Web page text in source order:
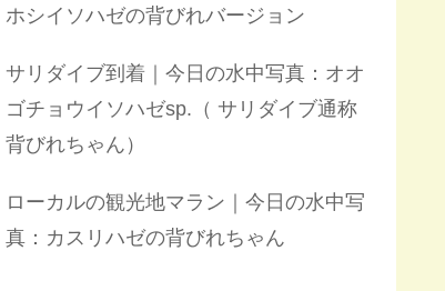
ホシイソハゼの背びれバージョン
サリダイブ到着｜今日の水中写真：オオ
ゴチョウイソハゼsp.（ サリダイブ通称
背びれちゃん）
ローカルの観光地マラン｜今日の水中写
真：カスリハゼの背びれちゃん